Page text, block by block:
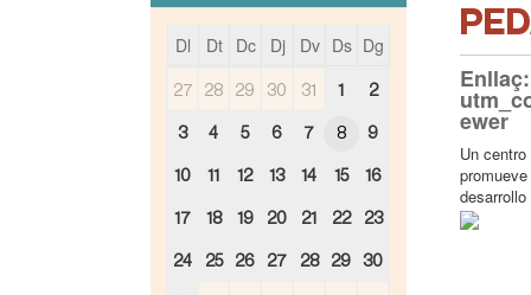
o
Dl Dt Dc Dj Dv Ds Dg
27 28 29 30 31 1 2
3 4 5 6 7 8 9
10 11 12 13 14 15 16
17 18 19 20 21 22 23
24 25 26 27 28 29 30
ewer
h
t
t
p
s
Un